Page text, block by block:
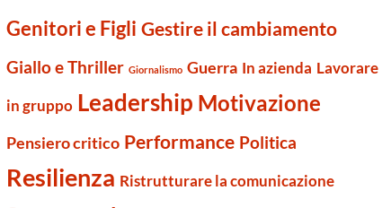
Genitori e Figli Gestire il cambiamento
Giallo e Thriller Giornalismo Guerra In azienda Lavorare
in gruppo Leadership Motivazione
Pensiero critico Performance Politica
Resilienza Ristrutturare la comunicazione